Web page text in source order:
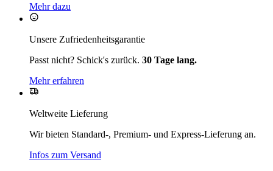
Mehr dazu
Unsere Zufriedenheitsgarantie
Passt nicht? Schick's zurück. 30 Tage lang.
Mehr erfahren
Weltweite Lieferung
Wir bieten Standard-, Premium- und Express-Lieferung an.
Infos zum Versand